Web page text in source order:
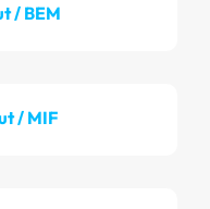
/ BEM
/ MIF